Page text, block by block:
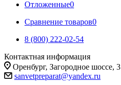
Отложенные0
Сравнение товаров0
8 (800) 222-02-54
Контактная информация
Оренбург, Загородное шоссе, 3
sanvetpreparat@yandex.ru